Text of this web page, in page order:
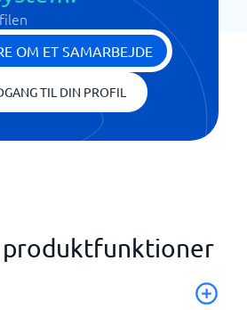
OM ET SAMARBEJDE
TIL DIN PROFIL
produktfunktioner